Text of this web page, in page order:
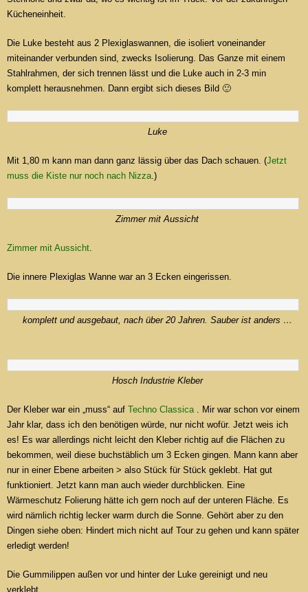
Kücheneinheit.
Die Luke besteht aus 2 Plexiglaswannen, die isoliert voneinander
miteinander verbunden sind, zwecks Isolierung. Das Ganze mit einem
Stahlrahmen, der sich trennen lässt und die Luke auch in 2-3 min
komplett herausnehmen. Dann ergibt sich dieses Bild 🙂
Luke
Mit 1,80 m kann man dann ganz lässig über das Dach schauen. (Jetzt
muss die Kiste nur noch nach Nizza.)
Zimmer mit Aussicht
Zimmer mit Aussicht.
Die innere Plexiglas Wanne war an 3 Ecken eingerissen.
komplett und ausgebaut, nach über 20 Jahren. Sauber ist anders …
Hosch Industrie Kleber
Der Kleber war ein „muss“ auf Techno Classica . Mir war schon vor einem
Jahr klar, dass ich den benötigen würde, nur nicht wofür. Jetzt weis ich
es! Es war allerdings nicht leicht den Kleber richtig auf die Flächen zu
bekommen, weil diese buchstäblich um 3 Ecken gingen. Mann kann aber
nur in einer Ebene arbeiten > also Stück für Stück geklebt. Hat gut
funktioniert. Jetzt kann man auch wieder durchblicken. Eine
Wärmeschutz Folierung hätte ich gern noch auf der unteren Fläche. Es
wird nämlich richtig lecker warm durch die Sonne. Gehört aber zu den
Dingen siehe oben: Hindert mich nicht auf Tour zu gehen und kann später
erledigt werden!
Die Gummilippen außen vor und hinter der Luke gereinigt und neu
verklebt.